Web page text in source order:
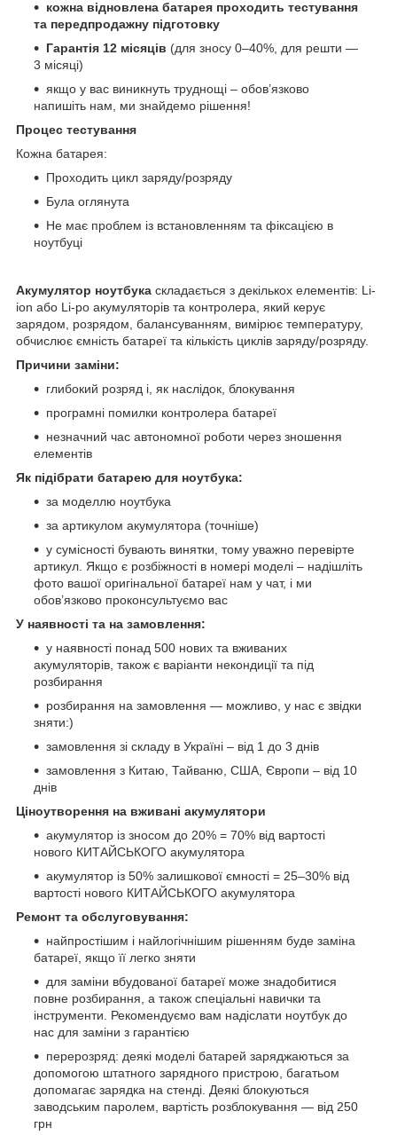
кожна відновлена батарея проходить тестування
та передпродажну підготовку
Гарантія 12 місяців (для зносу 0–40%, для решти —
3 місяці)
якщо у вас виникнуть труднощі – обов’язково
напишіть нам, ми знайдемо рішення!
Процес тестування
Кожна батарея:
Проходить цикл заряду/розряду
Була оглянута
Не має проблем із встановленням та фіксацією в
ноутбуці
Акумулятор ноутбука складається з декількох елементів: Li-
ion або Li-po акумуляторів та контролера, який керує
зарядом, розрядом, балансуванням, вимірює температуру,
обчислює ємність батареї та кількість циклів заряду/розряду.
Причини заміни:
глибокий розряд і, як наслідок, блокування
програмні помилки контролера батареї
незначний час автономної роботи через зношення
елементів
Як підібрати батарею для ноутбука:
за моделлю ноутбука
за артикулом акумулятора (точніше)
у сумісності бувають винятки, тому уважно перевірте
артикул. Якщо є розбіжності в номері моделі – надішліть
фото вашої оригінальної батареї нам у чат, і ми
обов’язково проконсультуємо вас
У наявності та на замовлення:
у наявності понад 500 нових та вживаних
акумуляторів, також є варіанти некондиції та під
розбирання
розбирання на замовлення — можливо, у нас є звідки
зняти:)
замовлення зі складу в Україні – від 1 до 3 днів
замовлення з Китаю, Тайваню, США, Європи – від 10
днів
Ціноутворення на вживані акумулятори
акумулятор із зносом до 20% = 70% від вартості
нового КИТАЙСЬКОГО акумулятора
акумулятор із 50% залишкової ємності = 25–30% від
вартості нового КИТАЙСЬКОГО акумулятора
Ремонт та обслуговування:
найпростішим і найлогічнішим рішенням буде заміна
батареї, якщо її легко зняти
для заміни вбудованої батареї може знадобитися
повне розбирання, а також спеціальні навички та
інструменти. Рекомендуємо вам надіслати ноутбук до
нас для заміни з гарантією
перерозряд: деякі моделі батарей заряджаються за
допомогою штатного зарядного пристрою, багатьом
допомагає зарядка на стенді. Деякі блокуються
заводським паролем, вартість розблокування — від 250
грн